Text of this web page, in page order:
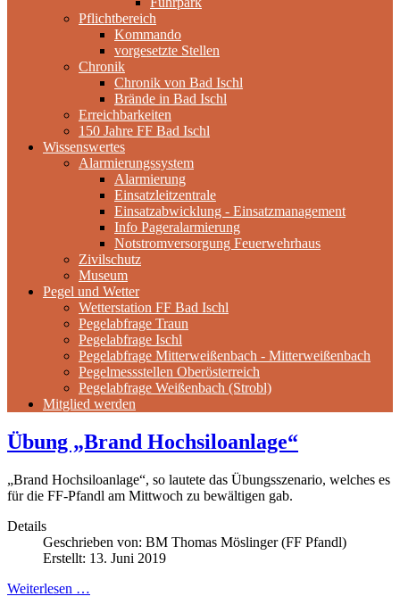
Pflichtbereich
Kommando
vorgesetzte Stellen
Chronik
Chronik von Bad Ischl
Brände in Bad Ischl
Erreichbarkeiten
150 Jahre FF Bad Ischl
Wissenswertes
Alarmierungssystem
Alarmierung
Einsatzleitzentrale
Einsatzabwicklung - Einsatzmanagement
Info Pageralarmierung
Notstromversorgung Feuerwehrhaus
Zivilschutz
Museum
Pegel und Wetter
Wetterstation FF Bad Ischl
Pegelabfrage Traun
Pegelabfrage Ischl
Pegelabfrage Mitterweißenbach - Mitterweißenbach
Pegelmessstellen Oberösterreich
Pegelabfrage Weißenbach (Strobl)
Mitglied werden
Übung „Brand Hochsiloanlage“
„Brand Hochsiloanlage“, so lautete das Übungsszenario, welches es
für die FF-Pfandl am Mittwoch zu bewältigen gab.
Details
Geschrieben von: BM Thomas Möslinger (FF Pfandl)
Erstellt: 13. Juni 2019
Weiterlesen …